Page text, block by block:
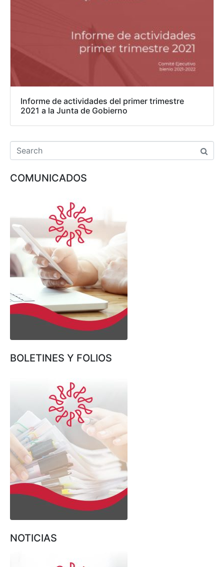
Informe de actividades del primer trimestre
2021 a la Junta de Gobierno
COMUNICADOS
BOLETINES Y FOLIOS
NOTICIAS